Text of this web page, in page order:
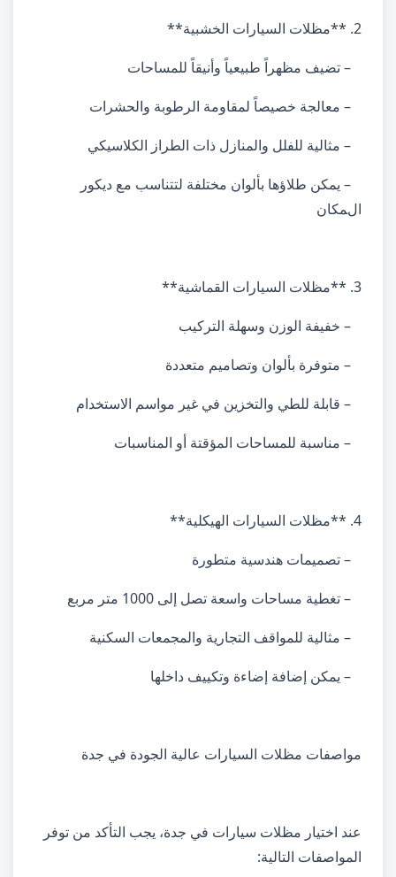
2. **مظلات السيارات الخشبية**
– تضيف مظهراً طبيعياً وأنيقاً للمساحات
– معالجة خصيصاً لمقاومة الرطوبة والحشرات
– مثالية للفلل والمنازل ذات الطراز الكلاسيكي
– يمكن طلاؤها بألوان مختلفة لتتناسب مع ديكور
المكان
3. **مظلات السيارات القماشية**
– خفيفة الوزن وسهلة التركيب
– متوفرة بألوان وتصاميم متعددة
– قابلة للطي والتخزين في غير مواسم الاستخدام
– مناسبة للمساحات المؤقتة أو المناسبات
4. **مظلات السيارات الهيكلية**
– تصميمات هندسية متطورة
– تغطية مساحات واسعة تصل إلى 1000 متر مربع
– مثالية للمواقف التجارية والمجمعات السكنية
– يمكن إضافة إضاءة وتكييف داخلها
مواصفات مظلات السيارات عالية الجودة في جدة
عند اختيار مظلات سيارات في جدة، يجب التأكد من توفر
المواصفات التالية: